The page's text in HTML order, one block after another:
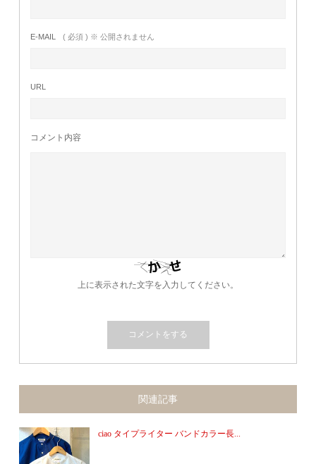
E-MAIL ( 必須 ) ※ 公開されません
URL
コメント内容
上に表示された文字を入力してください。
関連記事
ciao タイプライター バンドカラー長...